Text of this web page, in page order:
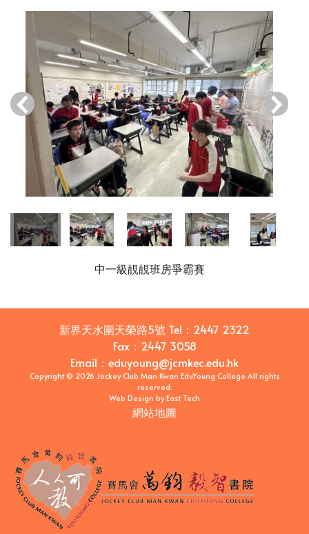
‹ ›
中一級靚靚班房爭霸賽
新界天水圍天榮路5號 Tel： 2447 2322
Fax： 2447 3058
Email ： eduyoung@jcmkec.edu.hk
Copyright © 2026 Jockey Club Man Kwan EduYoung College All rights
reserved.
Web Design byEast Tech
網站地圖